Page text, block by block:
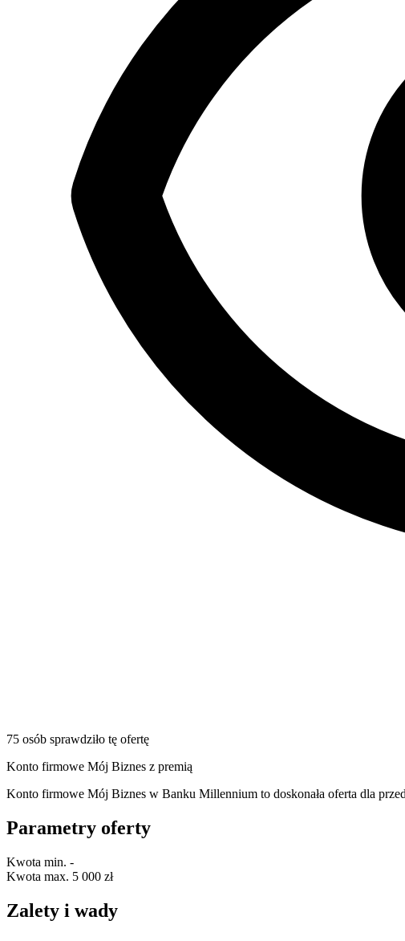
75 osób sprawdziło tę ofertę
Konto firmowe Mój Biznes z premią
Konto firmowe Mój Biznes w Banku Millennium to doskonała oferta dla
Parametry oferty
Kwota min. -
Kwota max. 5 000 zł
Zalety i wady